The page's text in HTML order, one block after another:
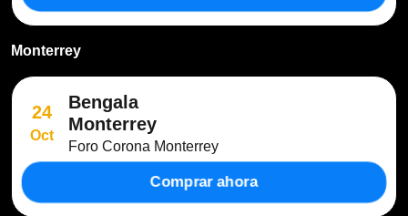
Monterrey
24
Oct
Bengala
Monterrey
Foro Corona Monterrey
Comprar ahora